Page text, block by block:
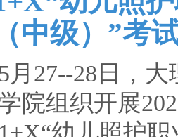
中级）”考
5月27--28日，
院组织开展